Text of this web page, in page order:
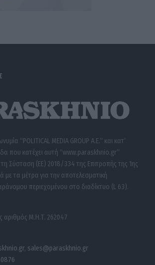
“POLITICAL MEDIA GROUP A.E.” και κατ’
που κατέχει αυτή “www.paraskhnio.gr”
Σύσταση (ΕΕ) 2018/334 της Επιτροπής της 1ης
με τα μέτρα για την αποτελεσματική
περιεχομένου στο διαδίκτυο (L 63).
αριθμός Μ.Η.Τ. 262047
, sales@paraskhnio.gr